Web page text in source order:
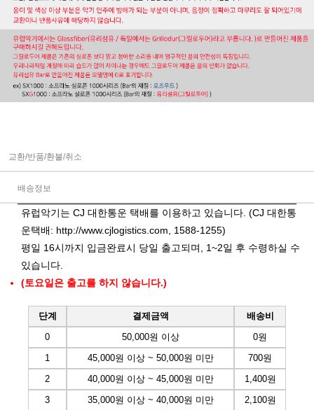
교환/반품/환불/취소
배송정보
유럽악기는 CJ 대한통운 택배를 이용하고 있습니다. (CJ 대한통
운택배: http://www.cjlogistics.com , 1588-1255)
평일 16시까지 입금완료시 당일 출고되며, 1~2일 후 수령하실 수
있습니다.
(토요일은 출고를 하지 않습니다.)
단계 결제금액
배송비
0
50,000원 이상
0원
1
45,000원 이상 ~ 50,000원 미만
700원
2
40,000원 이상 ~ 45,000원 미만
1,400원
3
35,000원 이상 ~ 40,000원 미만
2,100원